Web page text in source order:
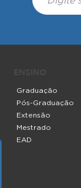
Graduação
Pós-Graduação
Extensão
Mestrado
EAD